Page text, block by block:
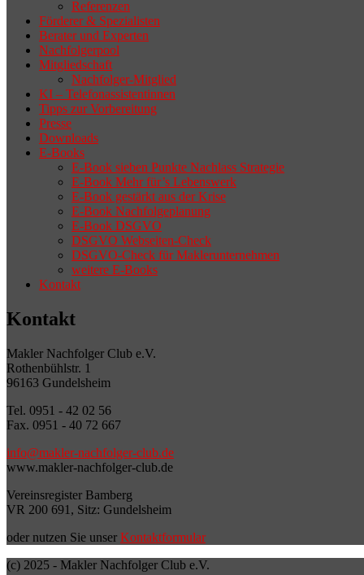
Referenzen
Förderer & Spezialisten
Berater und Experten
Nachfolgerpool
Mitgliedschaft
Nachfolger-Mitglied
KI – Telefonassistentinnen
Tipps zur Vorbereitung
Presse
Downloads
E-Books
E-Book sieben Punkte Nachlass Strategie
E-Book Mehr für’s Lebenswerk
E-Book gestärkt aus der Krise
E-Book Nachfolgeplanung
E-Book DSGVO
DSGVO Webseiten-Check
DSGVO-Check für Maklerunternehmen
weitere E-Books
Kontakt
Kontakt
Makler Nachfolger Club e.V.
Rothenbühlstr. 1
96163 Gundelsheim
Tel. 0951 - 42 02 56
Fax. 0951 - 40 72 667
info@makler-nachfolger-club.de
www.makler-nachfolger-club.de
Vereinsregister Bamberg
VR 200 691, Sitz: Gundelsheim
oder nutzen Sie unser Kontaktformular
(c) 2025 - Makler Nachfolger Club e.V.